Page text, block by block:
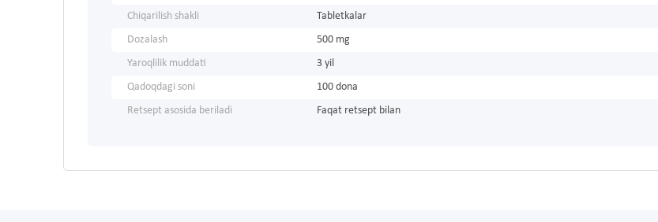
Chiqarilish shakli
Tabletkalar
Dozalash
500 mg
Yaroqlilik muddati
3 yil
Qadoqdagi soni
100 dona
Retsept asosida beriladi
Faqat retsept bilan